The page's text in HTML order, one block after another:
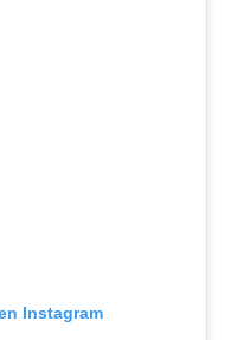
Instagram